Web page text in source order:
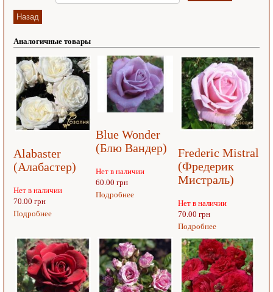
Аналогичные товары
Alabaster
(Алабастер)
Нет в наличии
70.00 грн
Подробнее
Blue Wonder
(Блю Вандер)
Нет в наличии
60.00 грн
Подробнее
Frederic Mistral
(Фредерик
Мистраль)
Нет в наличии
70.00 грн
Подробнее